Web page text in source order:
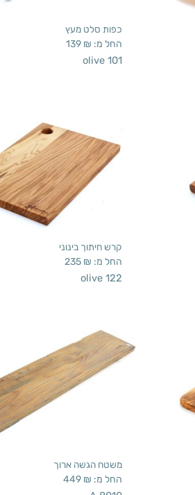
כפות סלט מעץ
החל מ: 139 ₪
olive 101
קרש חיתוך בינוני
החל מ: 235 ₪
olive 122
משטח הגשה ארוך
החל מ: 449 ₪